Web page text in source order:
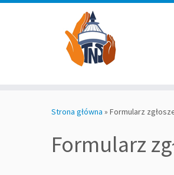
Strona główna » Formularz
Formularz